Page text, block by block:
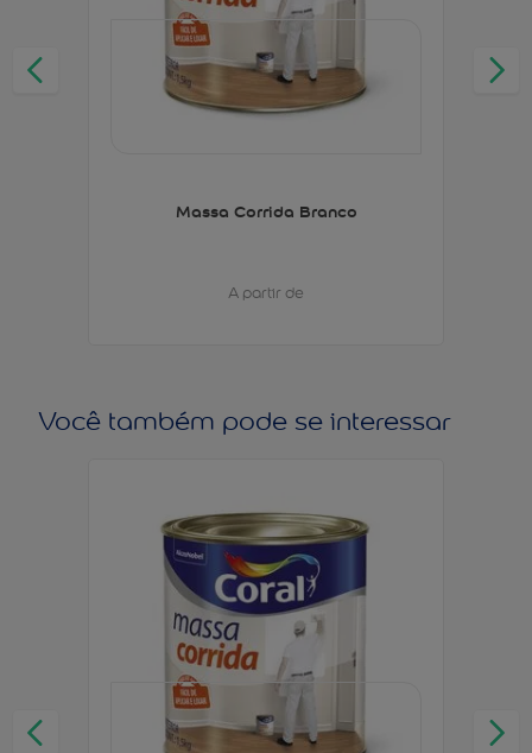
Massa Corrida Branco
A partir de
Você também pode se interessar